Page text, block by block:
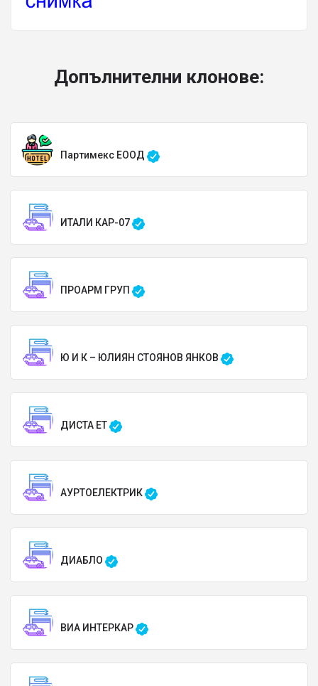
Допълнителни клонове:
Партимекс ЕООД
ИТАЛИ КАР-07
ПРОАРМ ГРУП
Ю И К – ЮЛИЯН СТОЯНОВ ЯНКОВ
ДИСТА ЕТ
АУРТОЕЛЕКТРИК
ДИАБЛО
ВИА ИНТЕРКАР